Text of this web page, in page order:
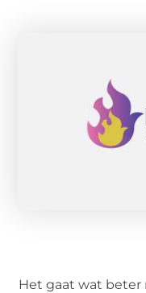
Het gaat wat beter